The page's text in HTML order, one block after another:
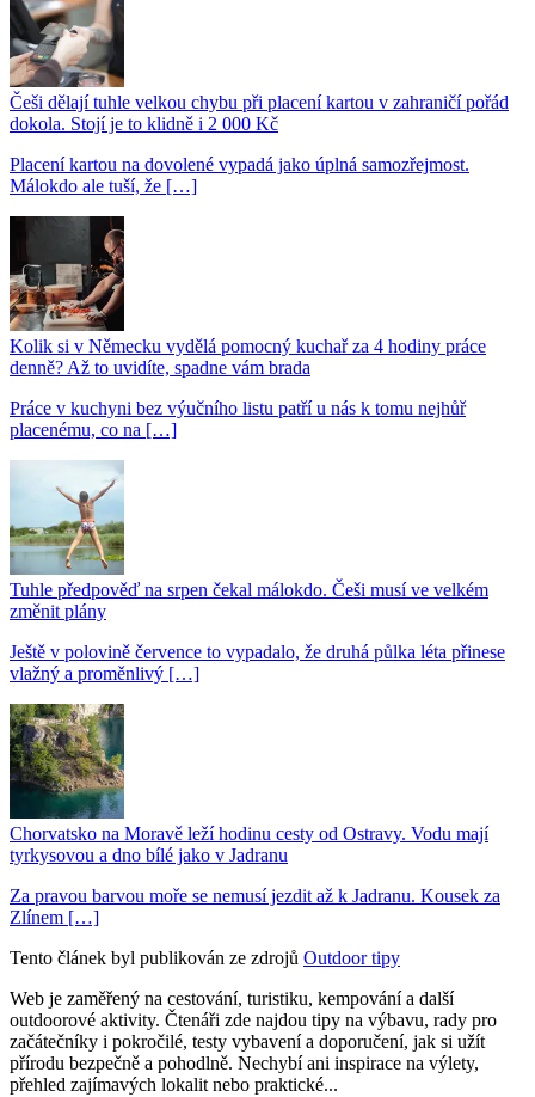
Češi dělají tuhle velkou chybu při placení kartou v zahraničí pořád
dokola. Stojí je to klidně i 2 000 Kč
Placení kartou na dovolené vypadá jako úplná samozřejmost.
Málokdo ale tuší, že […]
Kolik si v Německu vydělá pomocný kuchař za 4 hodiny práce
denně? Až to uvidíte, spadne vám brada
Práce v kuchyni bez výučního listu patří u nás k tomu nejhůř
placenému, co na […]
Tuhle předpověď na srpen čekal málokdo. Češi musí ve velkém
změnit plány
Ještě v polovině července to vypadalo, že druhá půlka léta přinese
vlažný a proměnlivý […]
Chorvatsko na Moravě leží hodinu cesty od Ostravy. Vodu mají
tyrkysovou a dno bílé jako v Jadranu
Za pravou barvou moře se nemusí jezdit až k Jadranu. Kousek za
Zlínem […]
Tento článek byl publikován ze zdrojů Outdoor tipy
Web je zaměřený na cestování, turistiku, kempování a další
outdoorové aktivity. Čtenáři zde najdou tipy na výbavu, rady pro
začátečníky i pokročilé, testy vybavení a doporučení, jak si užít
přírodu bezpečně a pohodlně. Nechybí ani inspirace na výlety,
přehled zajímavých lokalit nebo praktické...